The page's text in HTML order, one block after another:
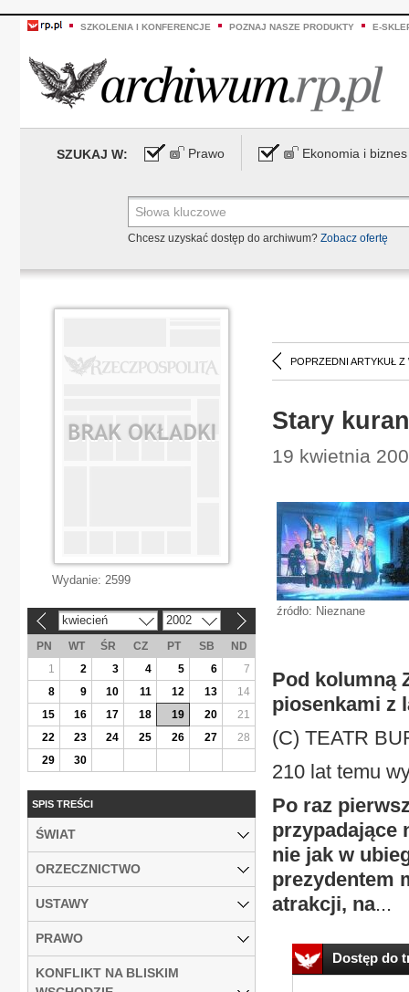
SZKOLENIA I KONFERENCJE POZNAJ NASZE PRODUKTY E-
SZUKAJ W: Prawo Ekonomia i biznes
Chcesz uzyskać dostęp do archiwum? Zobacz ofertę
POPRZEDNI ARTYKUŁ Z
Stary
19 kwietnia
źródło: Nieznane
Pod kolumną
piosenkami z
(C) TEATR
210 lat temu
Po raz
przypadające
nie jak w
prezydentem
atrakcji, na...
Dostęp do
Wydanie: 2599
kwiecień 2002
PN WT ŚR CZ PT SB
ND
1
2 3 4 5 6
7
8
9 10 11 12 13
14
15
16 17 18 19 20
21
22
23 24 25 26 27
28
29
30
SPIS TREŚCI
ŚWIAT
ORZECZNICTWO
USTAWY
PRAWO
KONFLIKT NA BLISKIM